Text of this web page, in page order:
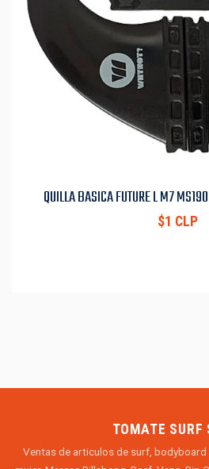
QUILLA BASICA FUTURE L M7
$1 CLP
TOMATE SURF
Ventas de articulos de surf, bodyboard